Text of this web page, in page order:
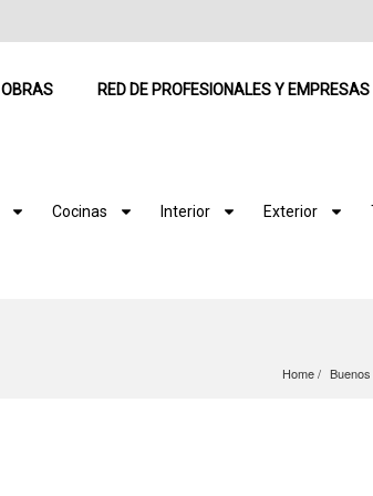
OBRAS RED DE PROFESIONALES Y EMPRESAS
Cocinas Interior Exterior
Home